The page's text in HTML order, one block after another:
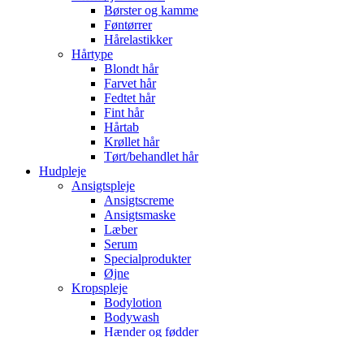
Børster og kamme
Føntørrer
Hårelastikker
Hårtype
Blondt hår
Farvet hår
Fedtet hår
Fint hår
Hårtab
Krøllet hår
Tørt/behandlet hår
Hudpleje
Ansigtspleje
Ansigtscreme
Ansigtsmaske
Læber
Serum
Specialprodukter
Øjne
Kropspleje
Bodylotion
Bodywash
Hænder og fødder